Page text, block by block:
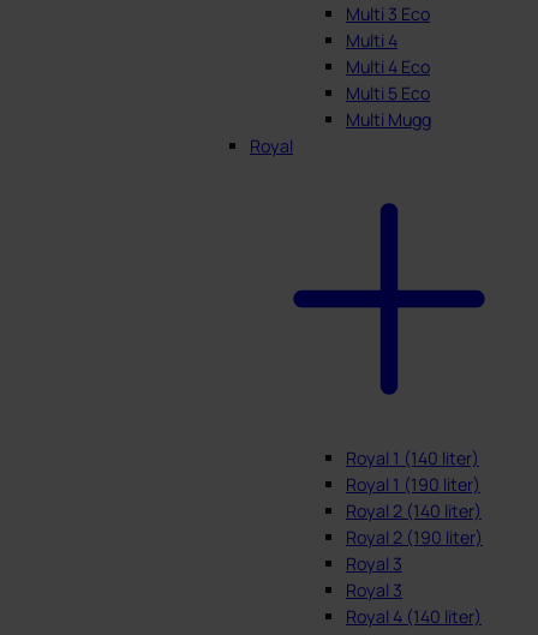
Multi 3 Eco
Multi 4
Multi 4 Eco
Multi 5 Eco
Multi Mugg
Royal
Royal 1 (140 liter)
Royal 1 (190 liter)
Royal 2 (140 liter)
Royal 2 (190 liter)
Royal 3
Royal 3
Royal 4 (140 liter)